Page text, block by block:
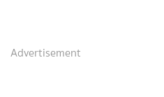
Advertisement